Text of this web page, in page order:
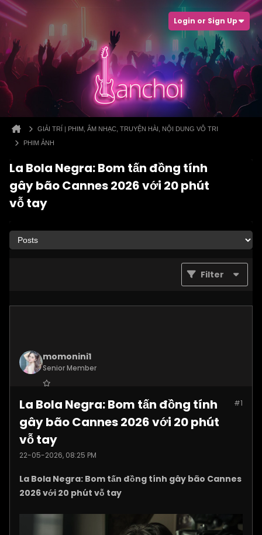
Login or Sign Up
GIẢI TRÍ | PHIM, ÂM NHẠC, TRUYỆN HÀI, NỘI DUNG VÔ TRI
PHIM ẢNH
La Bola Negra: Bom tấn đồng tính
gây bão Cannes 2026 với 20 phút
vỗ tay
Filter
momonini1
Senior Member
Posts: 5399 #1
La Bola Negra: Bom tấn đồng tính
gây bão Cannes 2026 với 20 phút
vỗ tay
22-05-2026, 08:25 PM
La Bola Negra: Bom tấn đồng tính gây bão Cannes
2026 với 20 phút vỗ tay